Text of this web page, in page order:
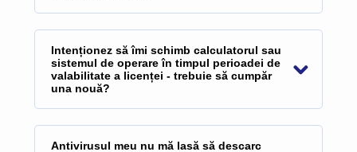
Intenționez să îmi schimb calculatorul sau
sistemul de operare în timpul perioadei de
valabilitate a licenței - trebuie să cumpăr
una nouă?
Antivirusul meu nu mă lasă să descarc